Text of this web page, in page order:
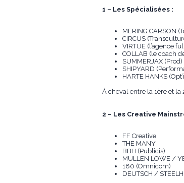
1 – Les Spécialisées :
MERING CARSON
CIRCUS
VIRTUE (l’agence
COLLAB (le coach
SUMMERJAX (Prod)
SHIPYARD
HARTE HANKS
À cheval entre la 1ère et la
2 – Les Creative
FF Creative
THE MANY
BBH (Publicis)
MULLEN LOWE /
180 (Omnicom)
DEUTSCH /